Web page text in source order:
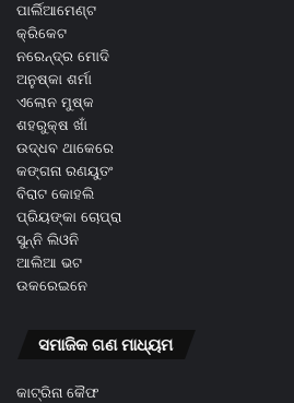
ପାର୍ଲିଆମେଣ୍ଟ
କ୍ରିକେଟ
ନରେନ୍ଦ୍ର ମୋଦି
ଅନୁଷ୍କା ଶର୍ମା
ଏଲୋନ ମୁଷ୍କ
ଶହରୁକ୍ଷ ଖାଁ
ଉଦ୍ଧବ ଥାକେରେ
କଙ୍ଗନା ରଣୟୁତଂ
ବିରାଟ କୋହଲି
ପ୍ରିୟଙ୍କା ଚୋପ୍ରା
ସୁନ୍ନି ଲିଓନି
ଆଲିଆ ଭଟ
ଉକରେଇନେ
ସମାଜିକ ଗଣ ମାଧ୍ୟମ
କାଟ୍ରିନା କୈଫ